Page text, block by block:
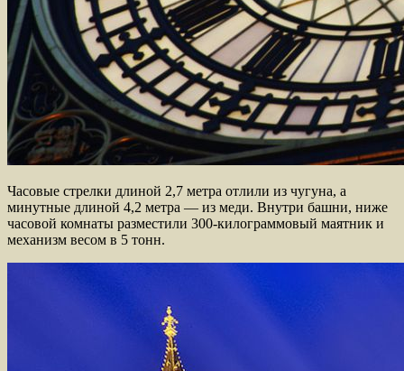
Часовые стрелки длиной 2,7 метра отлили из чугуна, а
минутные длиной 4,2 метра — из меди. Внутри башни, ниже
часовой комнаты разместили 300-килограммовый маятник и
механизм весом в 5 тонн.